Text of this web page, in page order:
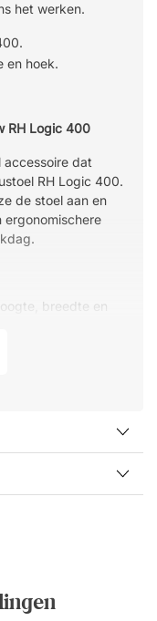
het werken.
en hoek.
RH Logic 400
accessoire dat
RH Logic 400.
de stoel aan en
ergonomischere
breedte en
Door de
en schouders